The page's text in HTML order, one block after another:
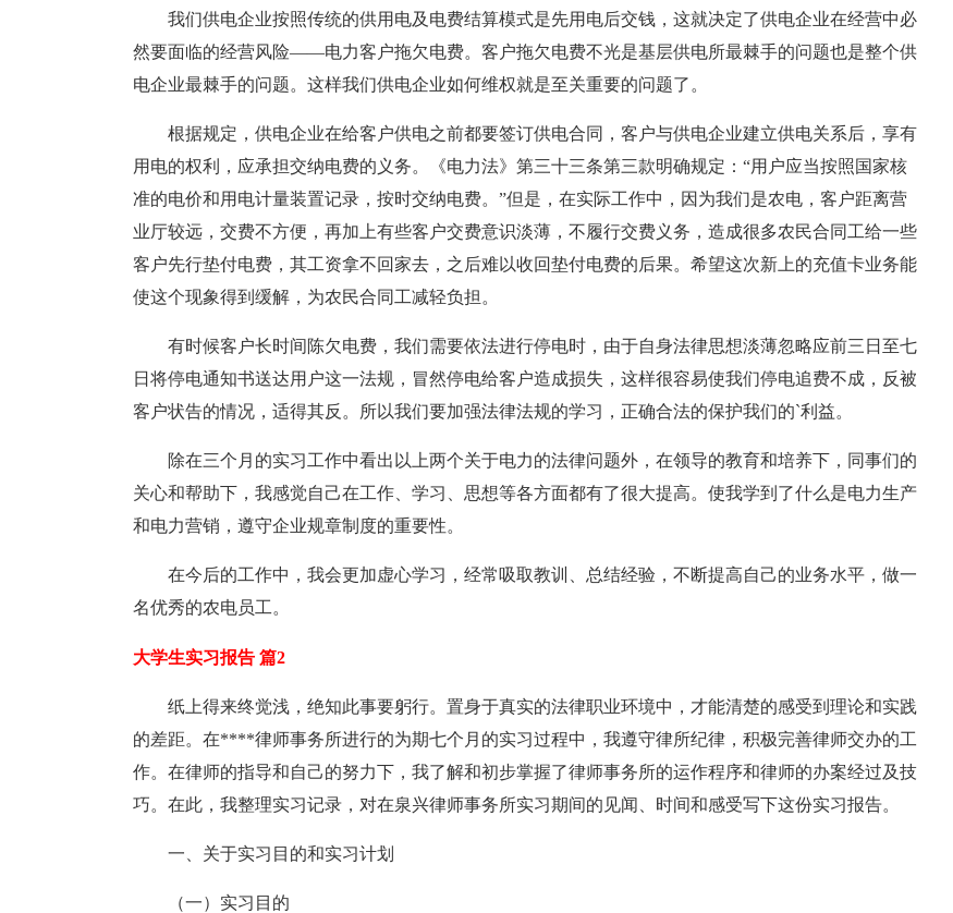
我们供电企业按照传统的供用电及电费结算模式是先用电后交钱，这就决定了供电企业在经营中必
然要面临的经营风险——电力客户拖欠电费。客户拖欠电费不光是基层供电所最棘手的问题也是整个供
电企业最棘手的问题。这样我们供电企业如何维权就是至关重要的问题了。
根据规定，供电企业在给客户供电之前都要签订供电合同，客户与供电企业建立供电关系后，享有
用电的权利，应承担交纳电费的义务。《电力法》第三十三条第三款明确规定：“用户应当按照国家核
准的电价和用电计量装置记录，按时交纳电费。”但是，在实际工作中，因为我们是农电，客户距离营
业厅较远，交费不方便，再加上有些客户交费意识淡薄，不履行交费义务，造成很多农民合同工给一些
客户先行垫付电费，其工资拿不回家去，之后难以收回垫付电费的后果。希望这次新上的充值卡业务能
使这个现象得到缓解，为农民合同工减轻负担。
有时候客户长时间陈欠电费，我们需要依法进行停电时，由于自身法律思想淡薄忽略应前三日至七
日将停电通知书送达用户这一法规，冒然停电给客户造成损失，这样很容易使我们停电追费不成，反被
客户状告的情况，适得其反。所以我们要加强法律法规的学习，正确合法的保护我们的`利益。
除在三个月的实习工作中看出以上两个关于电力的法律问题外，在领导的教育和培养下，同事们的
关心和帮助下，我感觉自己在工作、学习、思想等各方面都有了很大提高。使我学到了什么是电力生产
和电力营销，遵守企业规章制度的重要性。
在今后的工作中，我会更加虚心学习，经常吸取教训、总结经验，不断提高自己的业务水平，做一
名优秀的农电员工。
大学生实习报告 篇2
纸上得来终觉浅，绝知此事要躬行。置身于真实的法律职业环境中，才能清楚的感受到理论和实践
的差距。在****律师事务所进行的为期七个月的实习过程中，我遵守律所纪律，积极完善律师交办的工
作。在律师的指导和自己的努力下，我了解和初步掌握了律师事务所的运作程序和律师的办案经过及技
巧。在此，我整理实习记录，对在泉兴律师事务所实习期间的见闻、时间和感受写下这份实习报告。
一、关于实习目的和实习计划
（一）实习目的